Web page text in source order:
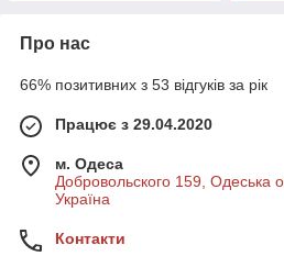
Про нас
66% позитивних з 53 відгуків за рік
Працює з 29.04.2020
м. Одеса
Добровольского 159, Одеська
Україна
Контакти